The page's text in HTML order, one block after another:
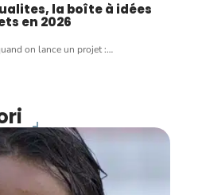
la boîte à idées
en 2026
on lance un projet :…